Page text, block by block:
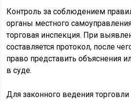
Контроль за соблюдением
органы местного
торговая инспекция. При
составляется протокол, после
право представить объяснения
в суде.
Для законного ведения